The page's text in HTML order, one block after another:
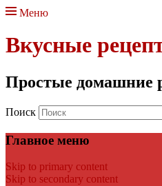
Меню
Вкусные
Простые домашние
Поиск
Главное меню
Skip to primary content
Skip to secondary content